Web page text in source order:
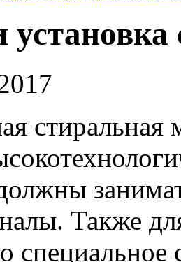
Также
специальное